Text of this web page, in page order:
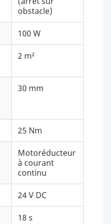
obstacle)
100 W
2 m²
30 mm
25 Nm
Motoréducteur
à courant
continu
24 V DC
18 s